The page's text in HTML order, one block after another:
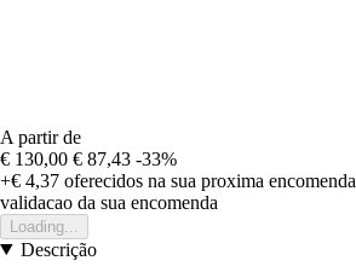
A partir de
€ 130,00 € 87,43 -33%
+€ 4,37 oferecidos na sua proxima encomenda
validacao da sua encomenda
Loading...
Descrição